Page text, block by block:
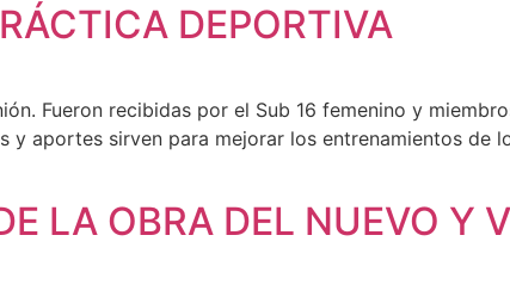
DEPORTIVA
Fueron recibidas por el Sub 16 femenino y
aportes sirven para mejorar los entrenamientos de
LA OBRA DEL NUEVO Y